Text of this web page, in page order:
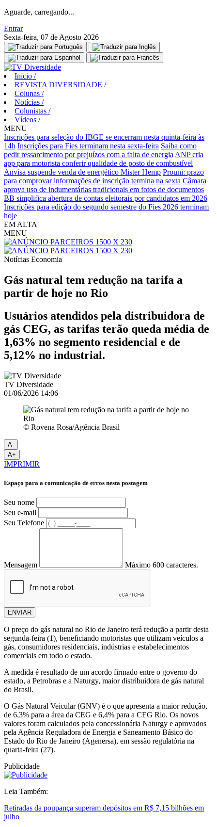
Aguarde, carregando...
Entrar
Sexta-feira, 07 de Agosto 2026
Início /
REVISTA DIVERSIDADE /
Colunas /
Notícias /
Colunistas /
Vídeos /
MENU
Inscrições para seleção do IBGE se encerram nesta quinta-feira às
14h Inscrições para Fies terminam nesta sexta-feira Saiba como
pedir ressarcimento por prejuízos com a falta de energia ANP cria
app para motorista conferir qualidade de posto de combustível
Anvisa suspende venda de energético Mister Hemp Prouni: prazo
para comprovar informações de inscrição termina na sexta Câmara
aprova uso de indumentárias tradicionais em fotos de documentos
BB simplifica abertura de contas eleitorais por candidatos em 2026
Inscrições para edição do segundo semestre do Fies 2026 terminam
hoje
EM ALTA
MENU
Notícias Economia
Gás natural tem redução na tarifa a
partir de hoje no Rio
Usuários atendidos pela distribuidora de
gás CEG, as tarifas terão queda média de
1,63% no segmento residencial e de
5,12% no industrial.
TV Diversidade
01/06/2026 14:06
© Rovena Rosa/Agência Brasil
A-
A+
IMPRIMIR
Espaço para a comunicação de erros nesta postagem
Seu nome
Seu e-mail
Seu Telefone
Mensagem Máximo 600 caracteres.
ENVIAR
O preço do gás natural no Rio de Janeiro terá redução a partir desta
segunda-feira (1), beneficiando motoristas que utilizam veículos a
gás, consumidores residenciais, indústrias e estabelecimentos
comerciais em todo o estado.
A medida é resultado de um acordo firmado entre o governo do
estado, a Petrobras e a Naturgy, maior distribuidora de gás natural
do Brasil.
O Gás Natural Veicular (GNV) é o que apresenta a maior redução,
de 6,3% para a área da CEG e 6,4% para a CEG Rio. Os novos
valores foram calculados pela concessionária Naturgy e aprovados
pela Agência Reguladora de Energia e Saneamento Básico do
Estado do Rio de Janeiro (Agenersa), em sessão regulatória na
quarta-feira (27).
Publicidade
Leia Também:
Retiradas da poupança superam depósitos em R$ 7,15 bilhões em
julho